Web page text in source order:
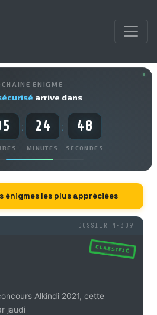
ENIGME
arrive dans
: 24
MINUTES
: 47
SECONDES
énigmes les plus appréciées
DOSSIER N-309
CLASSIFIÉ
Alkindi 2021, cette
jaudi